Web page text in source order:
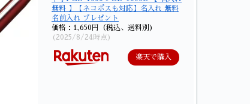
無料 】【ネコポスも対応】名入れ 無料
名前入れ プレゼント
価格：1,650円（税込、送料別)
(2025/8/24時点)
楽天で購入